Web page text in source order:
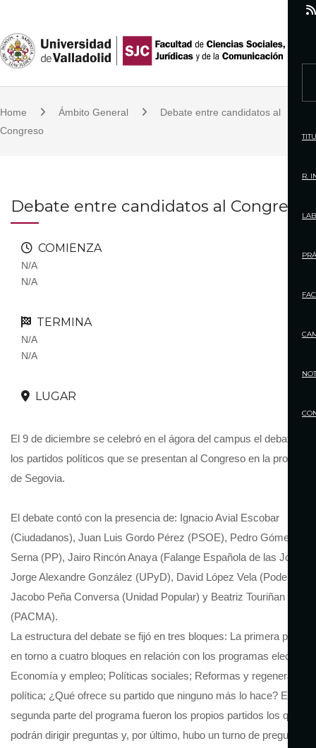
i
t
o
c
Home Ámbito General
Debate entre candidatos al
Congreso
Debate entre candidatos al Congreso
COMIENZA
N/A
N/A
TERMINA
N/A
N/A
LUGAR
El 9 de diciembre se celebró en el ágora del campus el debate
los partidos políticos que se presentan al Congreso en la provincia
de Segovia.
El debate contó con la presencia de: Ignacio Avial Escobar
(Ciudadanos), Juan Luis Gordo Pérez (PSOE), Pedro Gómez de
Serna (PP), Jairo Rincón Anaya (Falange Española de las Jons),
Jorge Alexandre González (UPyD), David López Vela (Podemos),
Jacobo Peña Conversa (Unidad Popular) y Beatriz Touriñan
(PACMA).
La estructura del debate se fijó en tres bloques: La primera parte
en torno a cuatro bloques en relación con los programas
Economía y empleo; Políticas sociales; Reformas y regeneración
política; ¿Qué ofrece su partido que ninguno más lo hace? En la
segunda parte del programa fueron los propios partidos los que
podrán dirigir preguntas y, por último, hubo un turno de preguntas
r
h
o
:
R.